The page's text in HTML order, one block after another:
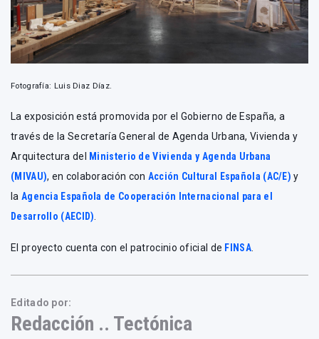
Fotografía: Luis Diaz Díaz.
La exposición está promovida por el Gobierno de España, a
través de la Secretaría General de Agenda Urbana, Vivienda y
Arquitectura del
Ministerio de Vivienda y Agenda Urbana
(MIVAU), en colaboración con Acción Cultural Española (AC/E) y
la Agencia Española de Cooperación Internacional para el
Desarrollo (AECID)
El proyecto cuenta con el patrocinio oficial de FINSA.
Editado por:
Redacción .. Tectónica